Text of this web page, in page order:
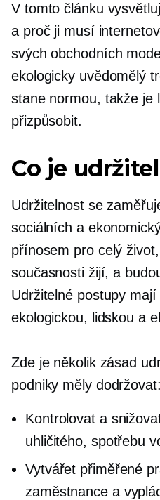
V tomto článku
a proč ji musí
svých obchodních
ekologicky uvědomělý
stane normou, takže je
přizpůsobit.
Co je
Udržitelnost se
sociálních a
přínosem pro celý
současnosti žijí, a
Udržitelné postupy
ekologickou, lidskou a
Zde je několik zásad
podniky měly dodržovat:
Kontrolovat a
uhličitého, spotřebu
Vytvářet přiměřené
zaměstnance a